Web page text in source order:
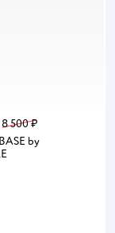
8 500 ₽
by